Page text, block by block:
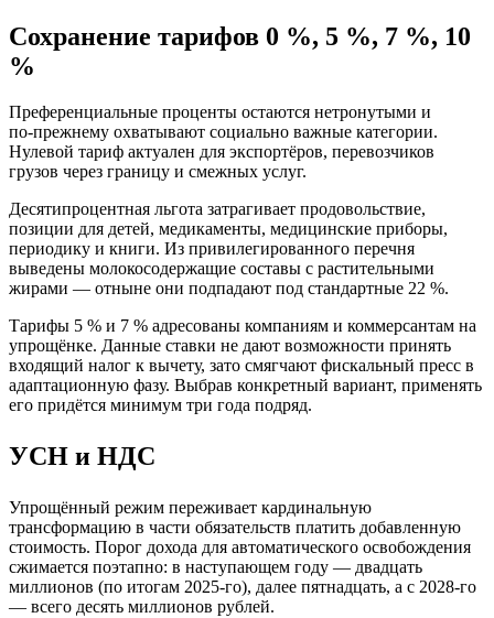
Сохранение тарифов 0 %, 5 %, 7 %, 10
%
Преференциальные проценты остаются нетронутыми и
по‑прежнему охватывают социально важные категории.
Нулевой тариф актуален для экспортёров, перевозчиков
грузов через границу и смежных услуг.
Десятипроцентная льгота затрагивает продовольствие,
позиции для детей, медикаменты, медицинские приборы,
периодику и книги. Из привилегированного перечня
выведены молокосодержащие составы с растительными
жирами — отныне они подпадают под стандартные 22 %.
Тарифы 5 % и 7 % адресованы компаниям и коммерсантам на
упрощёнке. Данные ставки не дают возможности принять
входящий налог к вычету, зато смягчают фискальный пресс в
адаптационную фазу. Выбрав конкретный вариант, применять
его придётся минимум три года подряд.
УСН и НДС
Упрощённый режим переживает кардинальную
трансформацию в части обязательств платить добавленную
стоимость. Порог дохода для автоматического освобождения
сжимается поэтапно: в наступающем году — двадцать
миллионов (по итогам 2025‑го), далее пятнадцать, а с 2028‑го
— всего десять миллионов рублей.